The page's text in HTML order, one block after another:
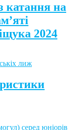
катання на
2024